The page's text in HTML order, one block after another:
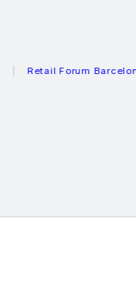
Forum Barcelona 2026